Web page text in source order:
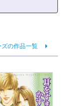
ズの作品一覧